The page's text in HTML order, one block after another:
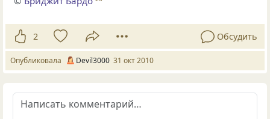
2 Обсудить
Опубликовала Devil3000 31 окт 2010